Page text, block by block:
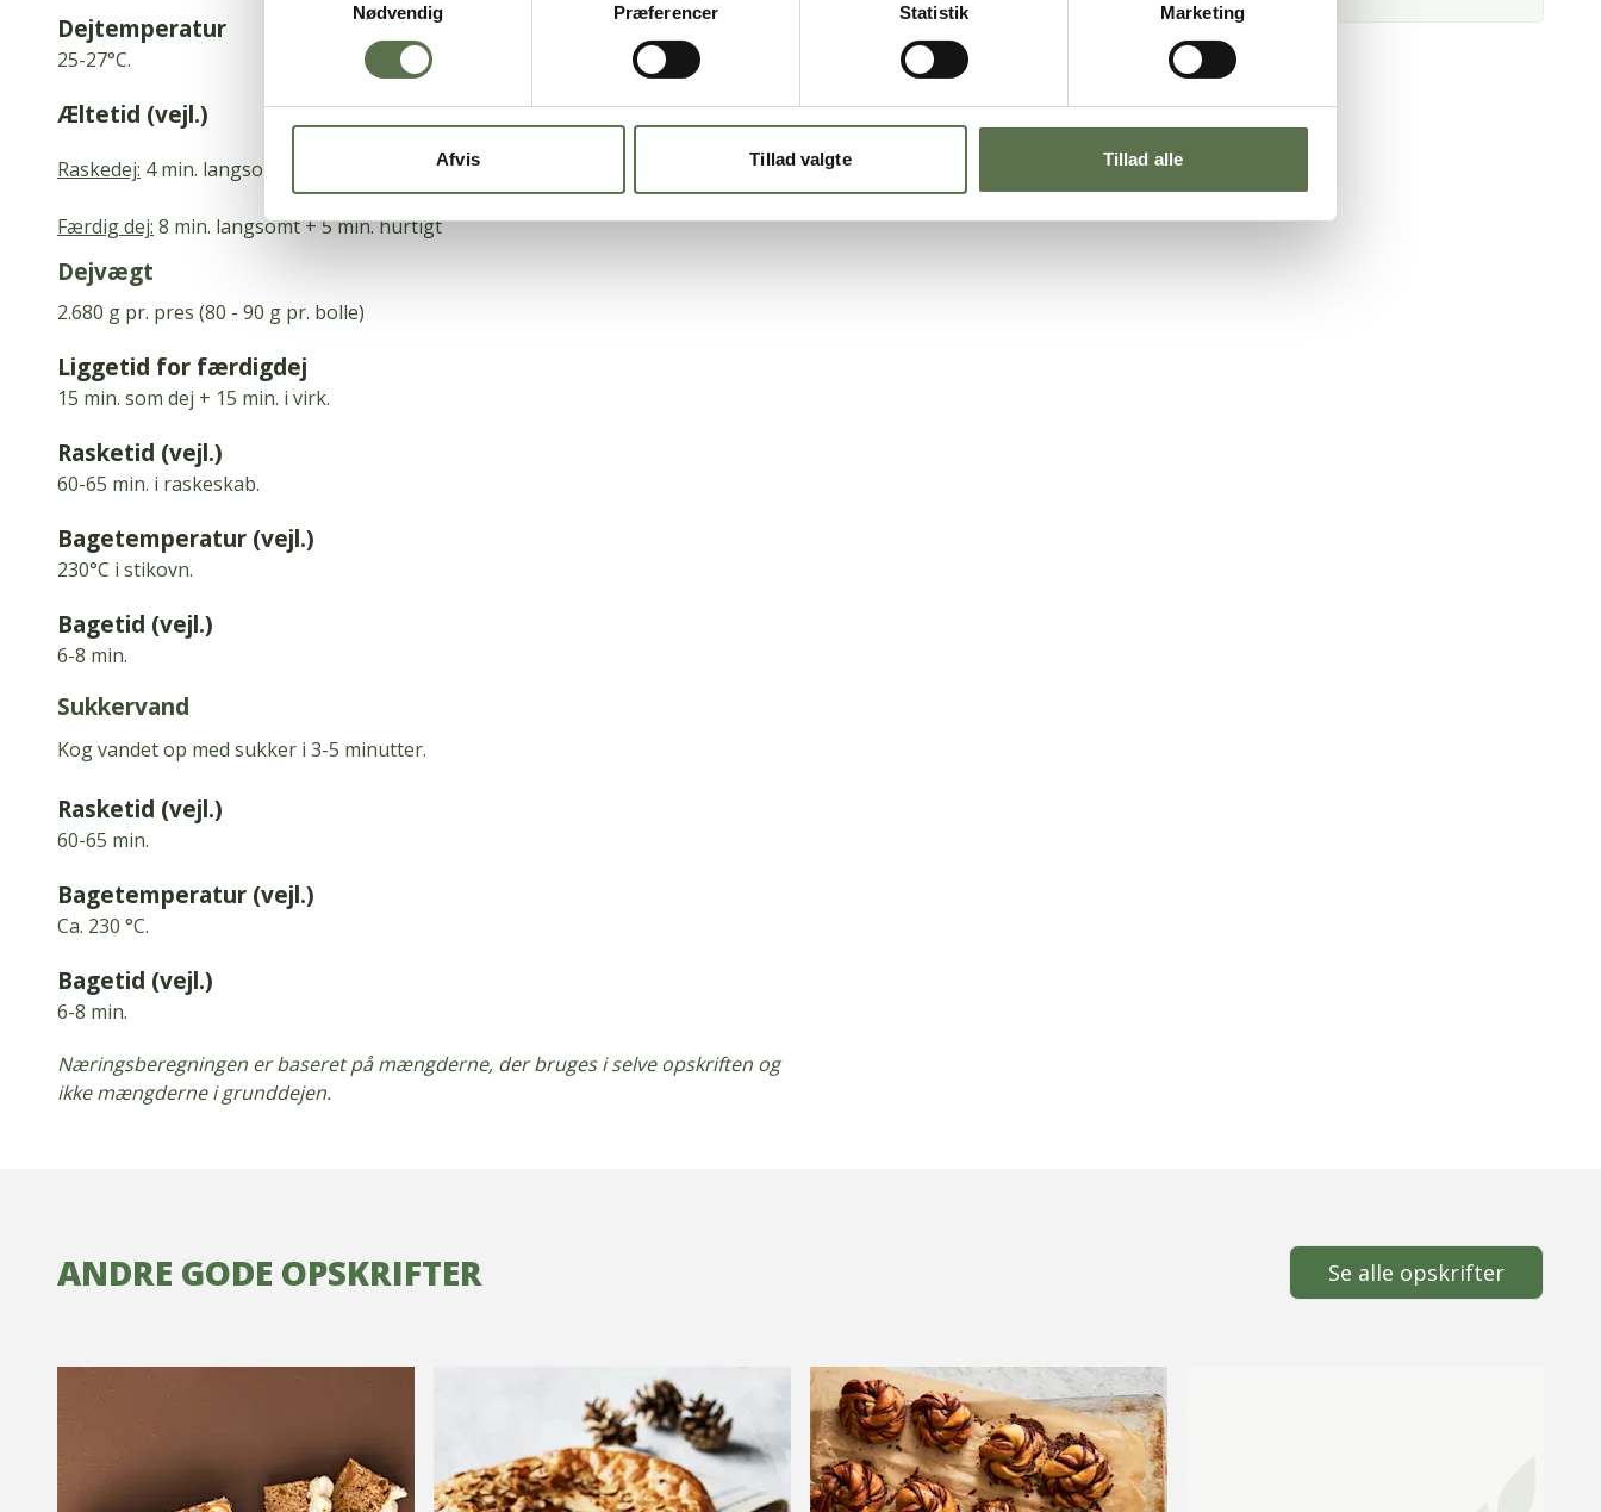
Nødvendig
Præferencer Statistik Marketing
Afvis Tillad valgte Tillad alle
Dejtemperatur
25-27°C.
Æltetid (vejl.)
Raskedej: 4 min. langsomt + 30 min. liggetid
Færdig dej: 8 min. langsomt + 5 min. hurtigt
Dejvægt
2.680 g pr. pres (80 - 90 g pr. bolle)
Liggetid for færdigdej
15 min. som dej + 15 min. i virk.
Rasketid (vejl.)
60-65 min. i raskeskab.
Bagetemperatur (vejl.)
230°C i stikovn.
Bagetid (vejl.)
6-8 min.
sukkervand
Kog vandet op med sukker i 3-5 minutter.
Rasketid (vejl.)
60-65 min.
Bagetemperatur (vejl.)
Ca. 230 °C.
Bagetid (vejl.)
6-8 min.
Næringsberegningen er baseret på mængderne, der bruges i selve opskriften og
ikke mængderne i grunddejen.
ANDRE GODE OPSKRIFTER Se alle opskrifter